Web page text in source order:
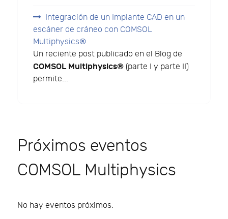
Integración de un Implante CAD en un
escáner de cráneo con COMSOL
Multiphysics®
Un reciente post publicado en el Blog de
COMSOL Multiphysics® (parte I y parte II)
permite...
Próximos eventos
COMSOL Multiphysics
No hay eventos próximos.